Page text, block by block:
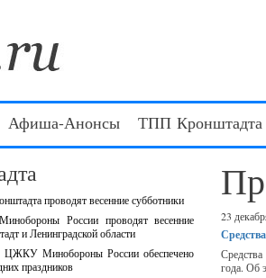
Афиша-Анонсы ТПП Кронштадта
проводят весенние субботники
России проводят весенние
и Ленинградской области
ЦЖКУ Минобороны России обеспечено
праздников
23
года. Об